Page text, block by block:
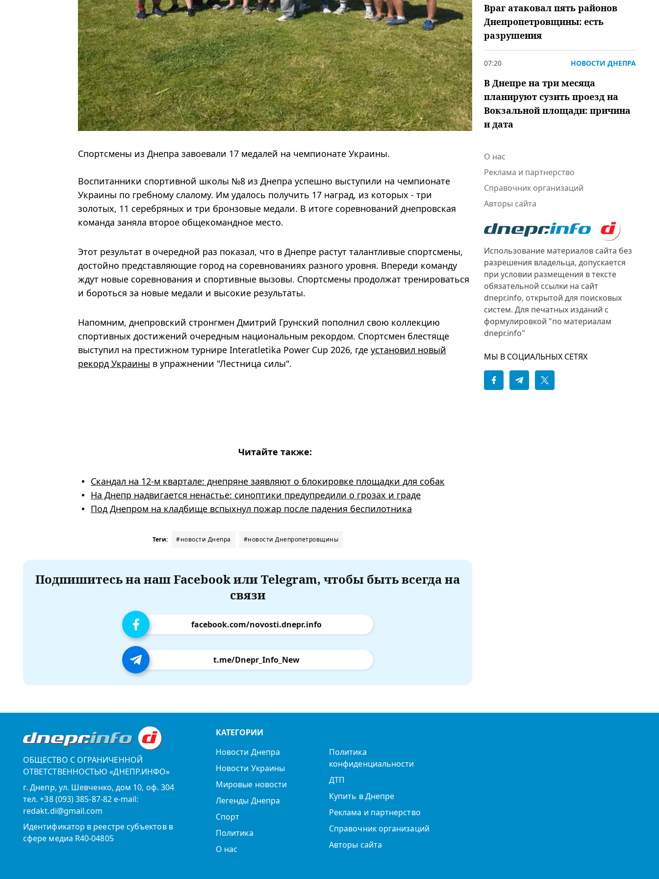
Спортсмены из Днепра завоевали 17 медалей на чемпионате Украины.
Воспитанники спортивной школы №8 из Днепра успешно выступили на чемпионате
Украины по гребному слалому. Им удалось получить 17 наград, из которых - три
золотых, 11 серебряных и три бронзовые медали. В итоге соревнований днепровская
команда заняла второе общекомандное место.
Этот результат в очередной раз показал, что в Днепре растут талантливые спортсмены,
достойно представляющие город на соревнованиях разного уровня. Впереди команду
ждут новые соревнования и спортивные вызовы. Спортсмены продолжат тренироваться
и бороться за новые медали и высокие результаты.
Напомним, днепровский стронгмен Дмитрий Грунский пополнил свою коллекцию
спортивных достижений очередным национальным рекордом. Спортсмен блестяще
выступил на престижном турнире Interatletika Power Cup 2026, где установил новый
рекорд Украины в упражнении "Лестница силы".
Читайте также:
Скандал на 12-м квартале: днепряне заявляют о блокировке площадки для собак
На Днепр надвигается ненастье: синоптики предупредили о грозах и граде
Под Днепром на кладбище вспыхнул пожар после падения беспилотника
Теги: #новости Днепра #новости Днепропетровщины
Подпишитесь на наш Facebook или Telegram, чтобы быть всегда на
связи
facebook.com/novosti.dnepr.info
t.me/Dnepr_Info_New
Враг атаковал пять районов
Днепропетровщины: есть
разрушения
07:20 НОВОСТИ ДНЕПРА
В Днепре на три месяца
планируют сузить проезд на
Вокзальной площади: причина
и дата
О нас
Реклама и партнерство
Справочник организаций
Авторы сайта
Использование материалов сайта без
разрешения владельца, допускается
при условии размещения в тексте
обязательной ссылки на сайт
dnepr.info, открытой для поисковых
систем. Для печатных изданий с
формулировкой "по материалам
dnepr.info"
МЫ В СОЦИАЛЬНЫХ СЕТЯХ
ОБЩЕСТВО С ОГРАНИЧЕННОЙ
ОТВЕТСТВЕННОСТЬЮ «ДНЕПР.ИНФО»
г. Днепр, ул. Шевченко, дом 10, оф. 304
тел. +38 (093) 385-87-82 e-mail:
redakt.di@gmail.com
Идентификатор в реестре субъектов в
сфере медиа R40-04805
КАТЕГОРИИ
Новости Днепра
Новости Украины
Мировые новости
Легенды Днепра
Спорт
Политика
О нас
Политика
конфиденциальности
ДТП
Купить в Днепре
Реклама и партнерство
Справочник организаций
Авторы сайта